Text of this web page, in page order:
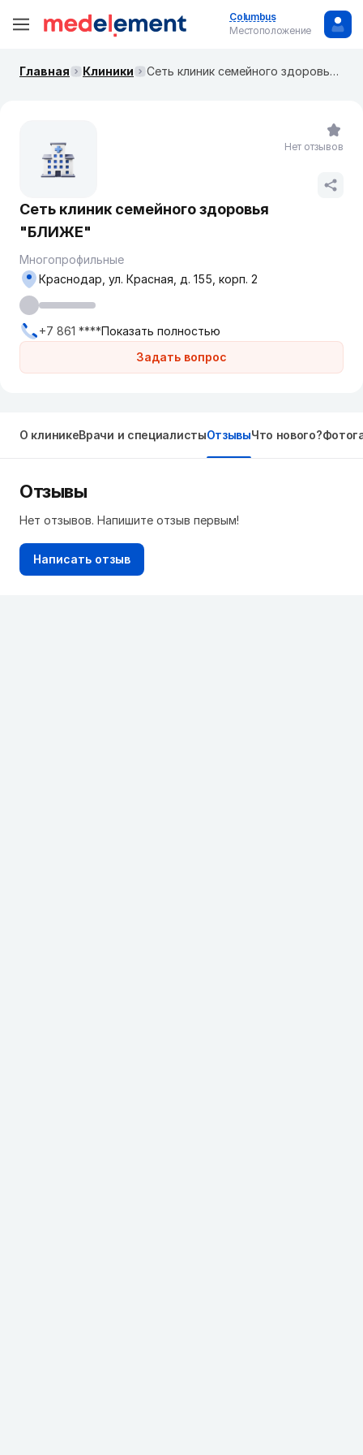
Columbus
Местоположение
Главная Клиники Сеть клиник семейного здоровья "БЛИЖЕ"
Сеть клиник семейного здоровья
"БЛИЖЕ"
Многопрофильные
Задать вопрос
Краснодар, ул. Красная, д. 155, корп. 2
+7 861 ****Показать полностью
Нет отзывов
О клиникеВрачи и специалистыОтзывыЧто нового?
Отзывы
Нет отзывов. Напишите отзыв первым!
Написать отзыв